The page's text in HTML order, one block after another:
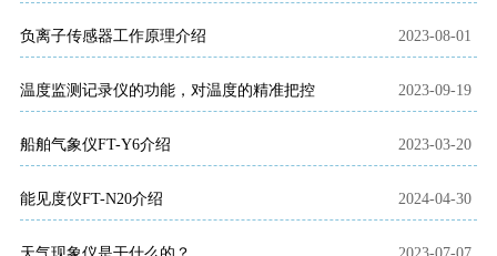
负离子传感器工作原理介绍 2023-08-01
温度监测记录仪的功能，对温度的精准把控 2023-09-19
船舶气象仪FT-Y6介绍 2023-03-20
能见度仪FT-N20介绍 2024-04-30